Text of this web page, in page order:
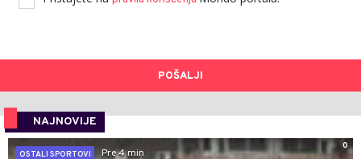
POŠALJI
NAJNOVIJE
0
OSTALI SPORTOVI
Pre 4 min